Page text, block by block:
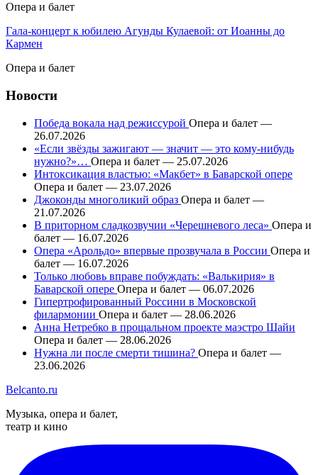
Опера и балет
Гала-концерт к юбилею Агунды Кулаевой: от Иоанны до
Кармен
Опера и балет
Новости
Победа вокала над режиссурой Опера и балет —
26.07.2026
«Если звёзды зажигают — значит — это кому-нибудь
нужно?»… Опера и балет — 25.07.2026
Интоксикация властью: «Макбет» в Баварской опере
Опера и балет — 23.07.2026
Джоконды многоликий образ Опера и балет —
21.07.2026
В приторном сладкозвучии «Черешневого леса» Опера и
балет — 16.07.2026
Опера «Арольдо» впервые прозвучала в России Опера и
балет — 16.07.2026
Только любовь вправе побуждать: «Валькирия» в
Баварской опере Опера и балет — 06.07.2026
Гипертрофированный Россини в Московской
филармонии Опера и балет — 28.06.2026
Анна Нетребко в прощальном проекте маэстро Шайи
Опера и балет — 28.06.2026
Нужна ли после смерти тишина? Опера и балет —
23.06.2026
Belcanto.ru
Музыка, опера и балет,
театр и кино